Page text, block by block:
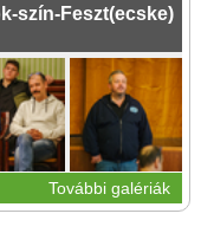
szín-Feszt(ecske)
További galériák